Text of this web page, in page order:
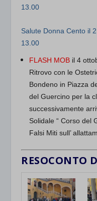
13.00
Salute Donna Cento il
13.00
FLASH MOB il 4
Ritrovo con le
Bondeno in Piazza
del Guercino per la
successivamente
Solidale “ Corso del
Falsi Miti sull’
RESOCONTO